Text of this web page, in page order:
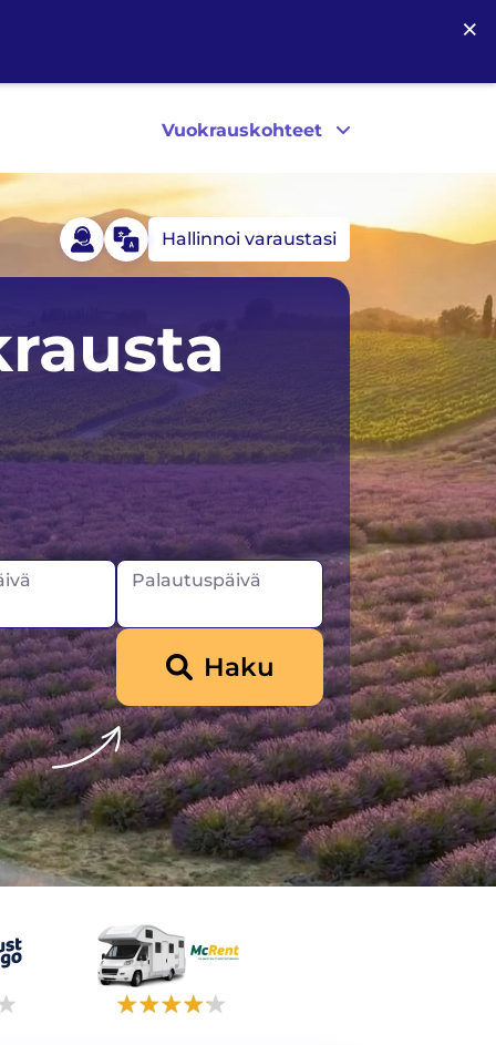
×
Vuokrauskohteet
Irlanti Kanada
Hallinnoi varaustasi
Palautuspäivä
Haku